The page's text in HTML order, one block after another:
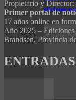
eficiente
Propietario y
Primer portal de
17 años online en
Año 2025 –
Brandsen, Provincia